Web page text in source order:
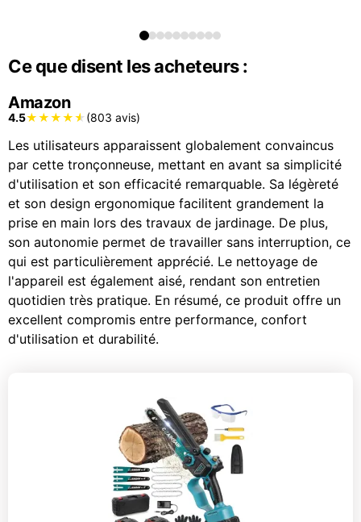
Ce que disent les acheteurs :
Amazon
4.5 (803 avis)
Les utilisateurs apparaissent globalement convaincus
par cette tronçonneuse, mettant en avant sa simplicité
d'utilisation et son efficacité remarquable. Sa légèreté
et son design ergonomique facilitent grandement la
prise en main lors des travaux de jardinage. De plus,
son autonomie permet de travailler sans interruption, ce
qui est particulièrement apprécié. Le nettoyage de
l'appareil est également aisé, rendant son entretien
quotidien très pratique. En résumé, ce produit offre un
excellent compromis entre performance, confort
d'utilisation et durabilité.